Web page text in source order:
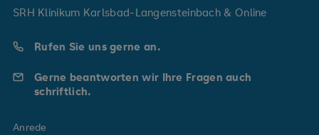
SRH Klinikum Karlsbad-Langensteinbach & Online
Rufen Sie uns gerne an.
Gerne beantworten wir Ihre Fragen auch
schriftlich.
Anrede